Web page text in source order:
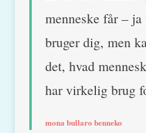
menneske får –
bruger dig, men
det, hvad
har virkelig brug
mona bullaro benneko